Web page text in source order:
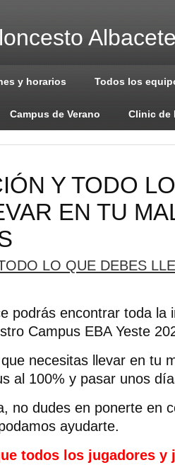
y horarios Todos los
Campus de Verano Clinic de
Y TODO
EN TU
LO QUE DEBES
podrás encontrar toda la
Campus EBA Yeste
necesitas llevar en tu
al 100% y pasar unos
no dudes en ponerte en
ayudarte.
todos los jugadores y